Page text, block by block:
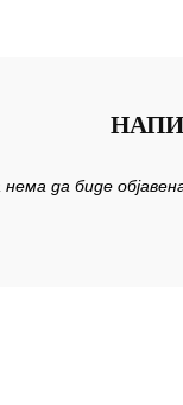
да биде